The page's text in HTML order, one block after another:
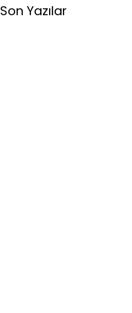
Son Yazılar